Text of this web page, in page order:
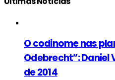
O codinome nas
Odebrecht”: Daniel
de 2014